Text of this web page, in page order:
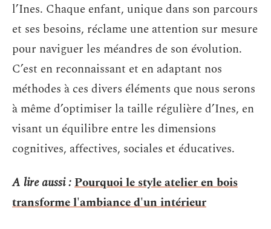
l’Ines. Chaque enfant, unique dans son parcours
et ses besoins, réclame une attention sur mesure
pour naviguer les méandres de son évolution.
C’est en reconnaissant et en adaptant nos
méthodes à ces divers éléments que nous serons
à même d’optimiser la taille régulière d’Ines, en
visant un équilibre entre les dimensions
cognitives, affectives, sociales et éducatives.
A lire aussi :Pourquoi le style atelier en bois
transforme l'ambiance d'un intérieur